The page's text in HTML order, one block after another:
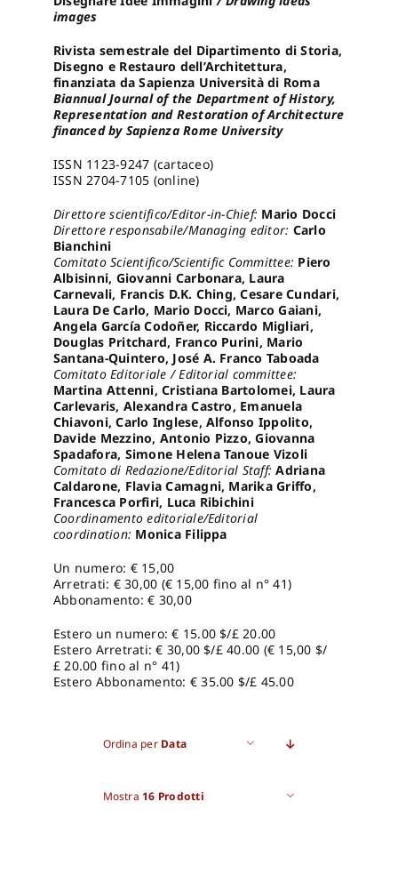
images
Rivista semestrale del Dipartimento di Storia,
Disegno e Restauro dell’Architettura,
finanziata da Sapienza Università di Roma
Biannual Journal of the Department of History,
Representation and Restoration of Architecture
financed by Sapienza Rome University
ISSN 1123-9247 (cartaceo)
ISSN 2704-7105 (online)
Direttore scientifico/Editor-in-Chief: Mario Docci
Direttore responsabile/Managing editor: Carlo
Bianchini
Comitato Scientifico/Scientific Committee: Piero
Albisinni, Giovanni Carbonara, Laura
Carnevali, Francis D.K. Ching, Cesare Cundari,
Laura De Carlo, Mario Docci, Marco Gaiani,
Angela García Codoñer, Riccardo Migliari,
Douglas Pritchard, Franco Purini, Mario
Santana-Quintero, José A. Franco Taboada
Comitato Editoriale / Editorial committee:
Martina Attenni, Cristiana Bartolomei, Laura
Carlevaris, Alexandra Castro, Emanuela
Chiavoni, Carlo Inglese, Alfonso Ippolito,
Davide Mezzino, Antonio Pizzo, Giovanna
Spadafora, Simone Helena Tanoue Vizoli
Comitato di Redazione/Editorial Staff:Adriana
Caldarone, Flavia Camagni, Marika Griffo,
Francesca Porfiri, Luca Ribichini
Coordinamento editoriale/Editorial
coordination: Monica Filippa
Un numero: € 15,00
Arretrati: € 30,00 (€ 15,00 fino al n° 41)
Abbonamento: € 30,00
Estero un numero: € 15.00 $/£ 20.00
Estero Arretrati: € 30,00 $/£ 40.00 (€ 15,00 $/
£ 20.00 fino al n° 41)
Estero Abbonamento: € 35.00 $/£ 45.00
Ordina per Data
Mostra 16 Prodotti